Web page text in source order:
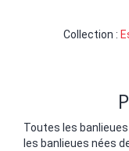
Collection :
Toutes les
les banlieues nées